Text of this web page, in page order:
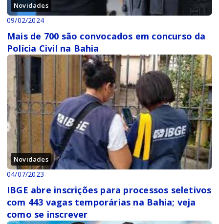
Novidades
09/02/2024
Mais de 700 são convocados em concurso da
Polícia Civil na Bahia
Novidades
04/07/2023
IBGE abre inscrições para processos seletivos
com 443 vagas temporárias na Bahia; veja
como se inscrever